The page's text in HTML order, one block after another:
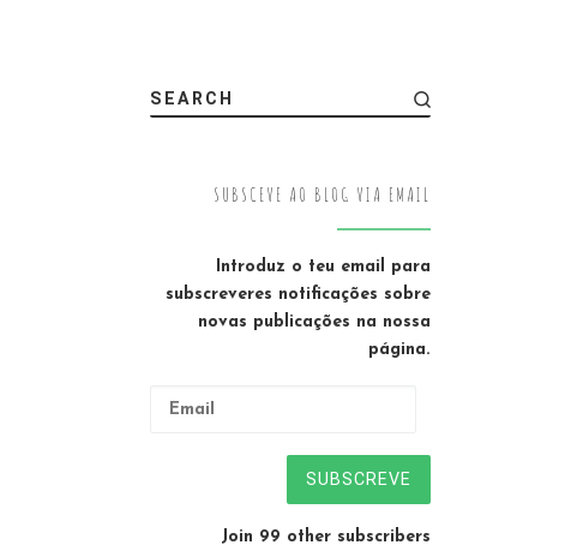
SEARCH
SUBSCEVE AO BLOG VIA EMAIL
Introduz o teu email para
subscreveres notificações sobre
novas publicações na nossa
página.
SUBSCREVE
Join 99 other subscribers